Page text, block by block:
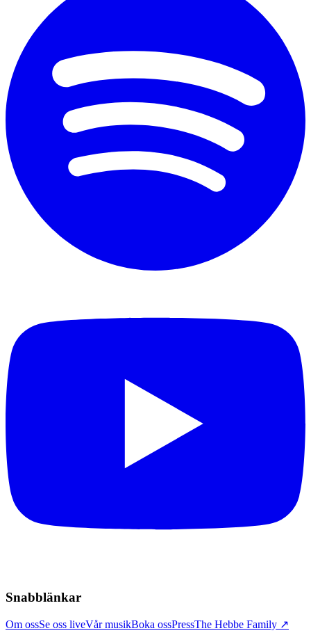
Snabblänkar
Om ossSe oss liveVår musikBoka ossPressThe Hebbe Family ↗